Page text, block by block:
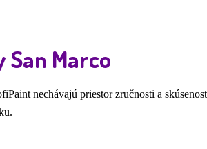
Marco
nechávajú priestor zručnosti a